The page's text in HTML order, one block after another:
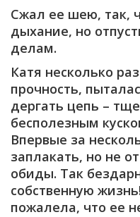
Сжал ее шею, так,
дыхание, но
делам.
Катя несколько
прочность,
дергать цепь –
бесполезным
Впервые за
заплакать, но не
обиды. Так
собственную
пожалела, что ее